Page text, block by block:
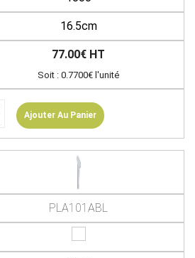
16.5cm
77.00€ HT
Soit : 0.7700€ l'unité
Ajouter Au Panier
PLA101ABL